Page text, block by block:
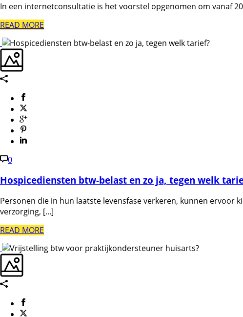
In een internetconsultatie is het voorstel opgenomen om vanaf
READ MORE
0
Hospicediensten btw-belast en zo ja, tegen welk
Personen die in hun laatste levensfase verkeren, kunnen ervoor
verzorging, [...]
READ MORE